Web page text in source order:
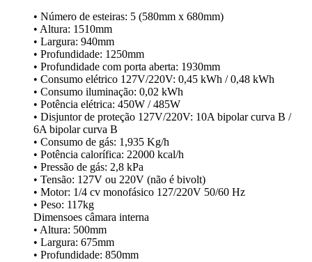
• Número de esteiras: 5 (580mm x 680mm)
• Altura: 1510mm
• Largura: 940mm
• Profundidade: 1250mm
• Profundidade com porta aberta: 1930mm
• Consumo elétrico 127V/220V: 0,45 kWh / 0,48 kWh
• Consumo iluminação: 0,02 kWh
• Potência elétrica: 450W / 485W
• Disjuntor de proteção 127V/220V: 10A bipolar curva B /
6A bipolar curva B
• Consumo de gás: 1,935 Kg/h
• Potência calorífica: 22000 kcal/h
• Pressão de gás: 2,8 kPa
• Tensão: 127V ou 220V (não é bivolt)
• Motor: 1/4 cv monofásico 127/220V 50/60 Hz
• Peso: 117kg
Dimensoes câmara interna
• Altura: 500mm
• Largura: 675mm
• Profundidade: 850mm